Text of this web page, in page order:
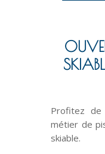
Profitez
métier de
skiable.